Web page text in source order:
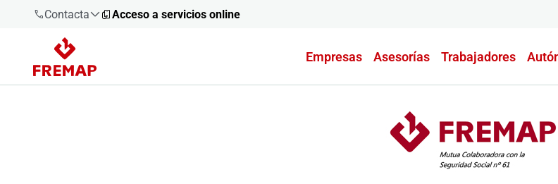
Contacta
900 61 00
61
Acceso a servicios online
Empresas Asesorías Trabajadores